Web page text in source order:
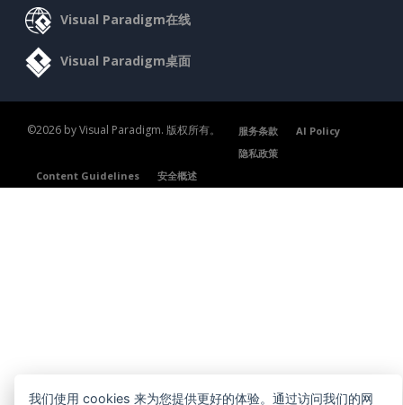
Visual Paradigm在线
Visual Paradigm桌面
©2026 by Visual Paradigm. 版权所有。 服务条款
AI Policy
隐私政策
Content Guidelines
安全概述
我们使用 cookies 来为您提供更好的体验。通过访问我们的网